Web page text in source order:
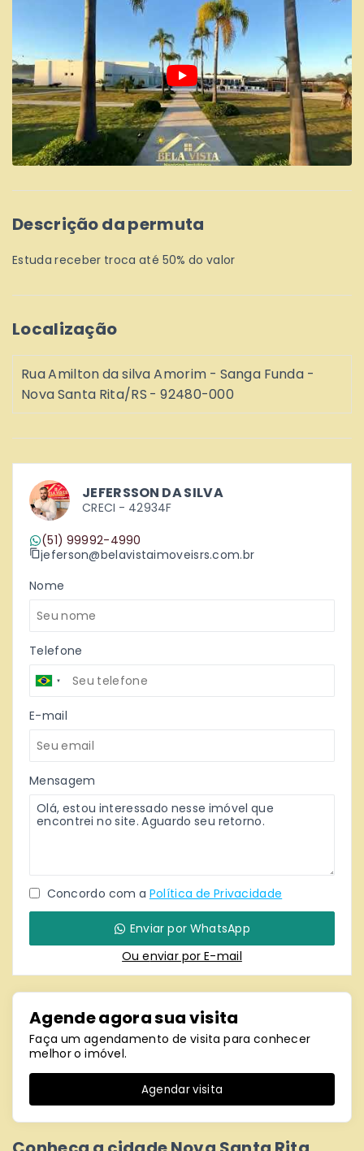
JEFERSSON DA SILVA
CRECI - 42934F
(51) 99992-4990
jeferson@belavistaimoveisrs.com.br
Nome
Telefone
E-mail
Mensagem
Concordo com a Política de Privacidade
Enviar por WhatsApp
Ou enviar por E-mail
Agende agora sua visita
Faça um agendamento de visita para conhecer
melhor o imóvel.
Agendar visita
Descrição da permuta
Estuda receber troca até 50% do valor
Localização
Rua Amilton da silva Amorim - Sanga Funda -
Nova Santa Rita/RS - 92480-000